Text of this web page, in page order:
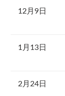
12月9日
1月13日
2月24日